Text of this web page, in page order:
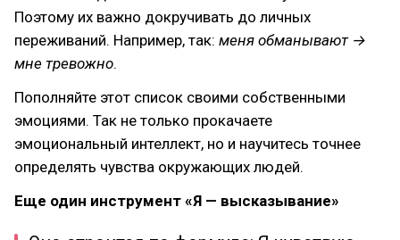
Поэтому их важно докручивать до личных
переживаний. Например, так: меня обманывают →
мне тревожно.
Пополняйте этот список своими собственными
эмоциями. Так не только прокачаете
эмоциональный интеллект, но и научитесь точнее
определять чувства окружающих людей.
Еще один инструмент «Я — высказывание»‎